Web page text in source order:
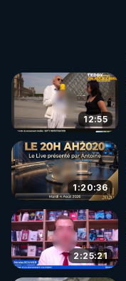
12:55
1:20:36
2:25:21